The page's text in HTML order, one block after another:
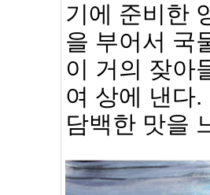
기에 준비한
을 부어서 국
이 거의 잦아
여 상에 낸다
담백한 맛을